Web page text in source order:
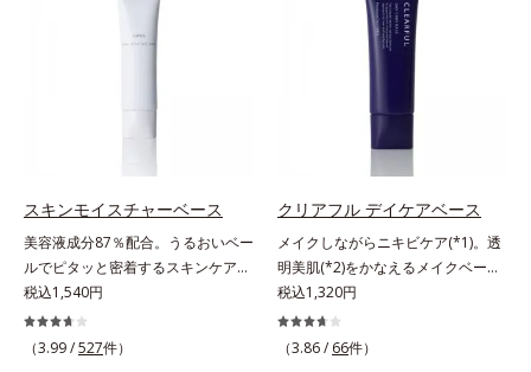
ン、酸化鉄、ステアロイルグルタミ
ン酸2Na）配合＝自然な仕上がりで
で*3 肌のキメを整え、粉体を密着
主成分を選択的に吸収し、うるおい
はしっかり残すことでカバー力を保
層の範囲内*3 スキンプロテクト※
複合成分配合＝肌を保護し、乾燥を
防ぐ複合成分 ※ ビルベリー葉エ
（保湿成分）、（ジメチコン／ビニ
ルジメチコン）クロスポリマー、ジ
メチコン（カバー成分）*5 アクリ
レーツコポリマー
ンデーション、フェイスパウダーの
6つの役割を担うことができます。2
アルロン酸(*)”配合の美容液感触で
上がりを実現いたします。様々な肌
印象の男性に幅広く使っていただけ
る色設計を採用しており、明るめ～
標準的な肌印象の方用の01は、普段
スキンケアをしっかり行っている美
容本格派の男性にもおススメです。
一方で、やや暗め～暗めの肌印象の
方用の02は、昔に比べて顔色がさえ
シーラー・パウダーの6役をこなす
ので、スキンケアの後はBBクリー
ムを塗るだけでベースメイクまで一
気に完成。使うほどに肌を美しく整
え、長時間キープします。
スキンモイスチャーベース
美容液成分87％配合。うるおいベー
ルでピタッと密着するスキンケア発
想のメイク下地。化粧ノリ＆もち
UP！ファンデーションの仕上がり
を格上げする、スキンケア発想の化
税込1,540円
（3.99 /527件）
クリアフル デイケアベース
メイクしながらニキビケア(*1)。透
明美肌(*2)をかなえるメイクベー
ス。ニキビがあると、メイクはニキ
ビに良くないのではないかと心配に
なりがち。しかし何も塗らないと、
税込1,320円
（3.86 / 66件）